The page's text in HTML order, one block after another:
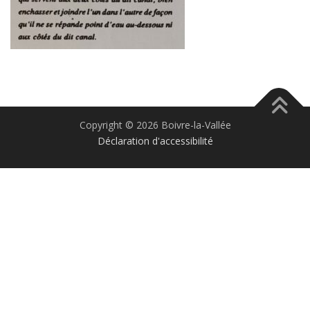
Copyright © 2026 Boivre-la-Vallée
Déclaration d'accessibilité